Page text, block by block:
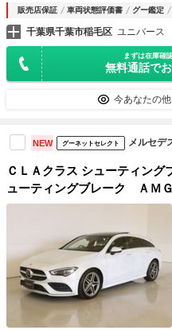
販売店保証 車両状態評価書 グー鑑定
千葉県千葉市稲毛区 ユニバース
まずは在庫確
無料通話で
今あなたの
NEW グーネットセレクト メルセデ
ＣＬＡクラス シューティ
ューティングブレーク ＡＭ
ルーシブパッケージ レーダ
ンスドパッケージ ナビゲー
ー パワーシート トランク
ッド機能